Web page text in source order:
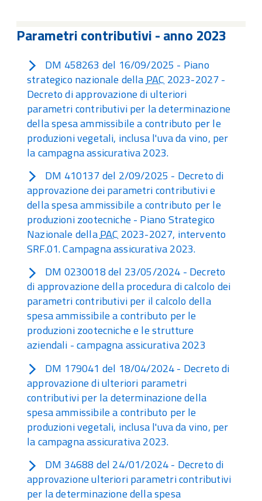
Parametri contributivi - anno 2023
DM 458263 del 16/09/2025 - Piano
strategico nazionale dellaPAC 2023-2027 -
Decreto di approvazione di ulteriori
parametri contributivi per la determinazione
della spesa ammissibile a contributo per le
produzioni vegetali, inclusa l'uva da vino, per
la campagna assicurativa 2023.
DM 410137 del 2/09/2025 - Decreto di
approvazione dei parametri contributivi e
della spesa ammissibile a contributo per le
produzioni zootecniche - Piano Strategico
Nazionale dellaPAC 2023-2027, intervento
SRF.01. Campagna assicurativa 2023.
DM 0230018 del 23/05/2024 - Decreto
di approvazione della procedura di calcolo dei
parametri contributivi per il calcolo della
spesa ammissibile a contributo per le
produzioni zootecniche e le strutture
aziendali - campagna assicurativa 2023
DM 179041 del 18/04/2024 - Decreto di
approvazione di ulteriori parametri
contributivi per la determinazione della
spesa ammissibile a contributo per le
produzioni vegetali, inclusa l'uva da vino, per
la campagna assicurativa 2023.
DM 34688 del 24/01/2024 - Decreto di
approvazione ulteriori parametri contributivi
per la determinazione della spesa